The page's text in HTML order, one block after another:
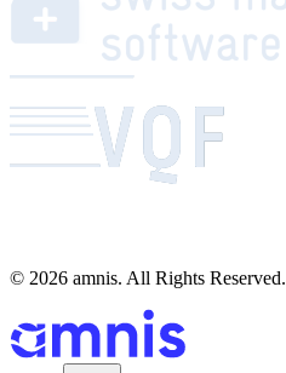
© 2026 amnis. All Rights Reserved.